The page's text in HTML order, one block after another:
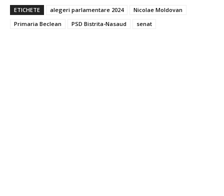
ETICHETE alegeri parlamentare 2024
Nicolae Moldovan
Primaria Beclean
PSD Bistrita-Nasaud senat